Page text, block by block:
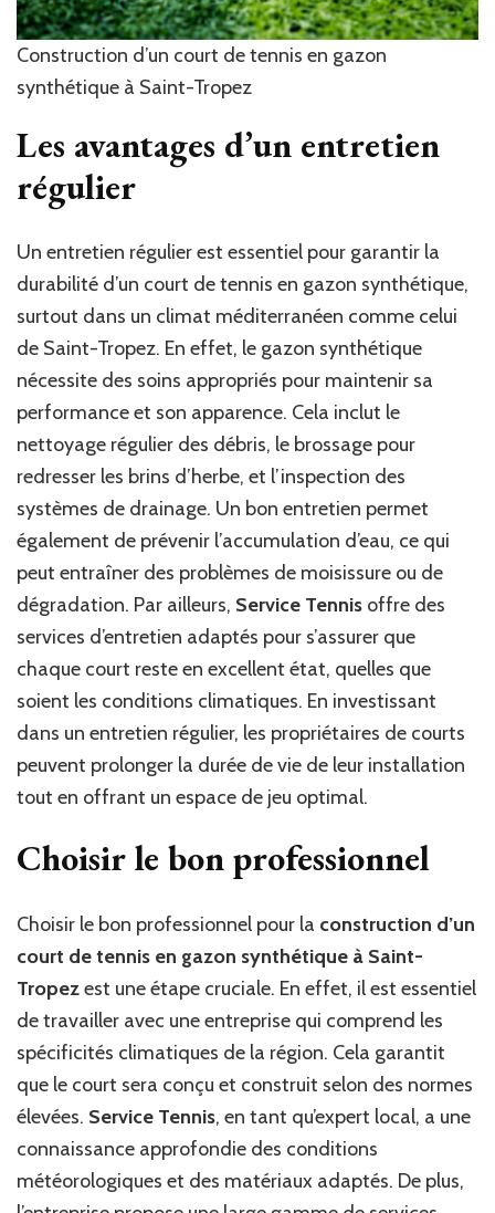
Construction d’un court de tennis en gazon
synthétique à Saint-Tropez
Les avantages d’un entretien
régulier
Un entretien régulier est essentiel pour garantir la
durabilité d’un court de tennis en gazon synthétique,
surtout dans un climat méditerranéen comme celui
de Saint-Tropez. En effet, le gazon synthétique
nécessite des soins appropriés pour maintenir sa
performance et son apparence. Cela inclut le
nettoyage régulier des débris, le brossage pour
redresser les brins d’herbe, et l’inspection des
systèmes de drainage. Un bon entretien permet
également de prévenir l’accumulation d’eau, ce qui
peut entraîner des problèmes de moisissure ou de
dégradation. Par ailleurs, Service Tennis offre des
services d’entretien adaptés pour s’assurer que
chaque court reste en excellent état, quelles que
soient les conditions climatiques. En investissant
dans un entretien régulier, les propriétaires de courts
peuvent prolonger la durée de vie de leur installation
tout en offrant un espace de jeu optimal.
Choisir le bon professionnel
Choisir le bon professionnel pour la construction d’un
court de tennis en gazon synthétique à Saint-
Tropezest une étape cruciale. En effet, il est essentiel
de travailler avec une entreprise qui comprend les
spécificités climatiques de la région. Cela garantit
que le court sera conçu et construit selon des normes
élevées. Service Tennis, en tant qu’expert local, a une
connaissance approfondie des conditions
météorologiques et des matériaux adaptés. De plus,